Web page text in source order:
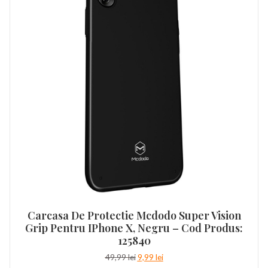
Carcasa De Protectie Mcdodo Super Vision
Grip Pentru IPhone X, Negru – Cod Produs:
125840
49,99lei Prețul
9,99 leiPrețul